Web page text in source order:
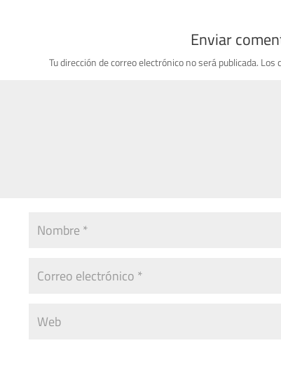
Enviar
Tu dirección de correo electrónico no será publicada. Los